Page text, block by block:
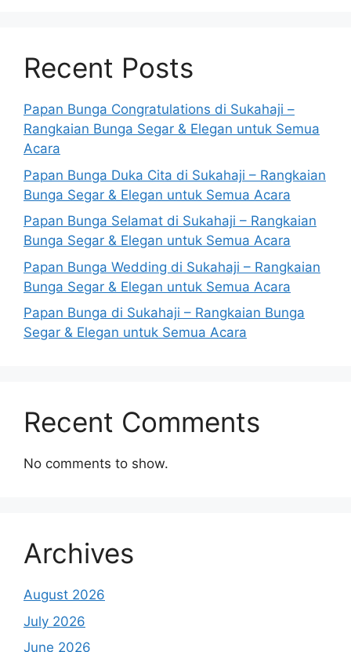
Recent Posts
Papan Bunga Congratulations di Sukahaji –
Rangkaian Bunga Segar & Elegan untuk Semua
Acara
Papan Bunga Duka Cita di Sukahaji – Rangkaian
Bunga Segar & Elegan untuk Semua Acara
Papan Bunga Selamat di Sukahaji – Rangkaian
Bunga Segar & Elegan untuk Semua Acara
Papan Bunga Wedding di Sukahaji – Rangkaian
Bunga Segar & Elegan untuk Semua Acara
Papan Bunga di Sukahaji – Rangkaian Bunga
Segar & Elegan untuk Semua Acara
Recent Comments
No comments to show.
Archives
August 2026
July 2026
June 2026